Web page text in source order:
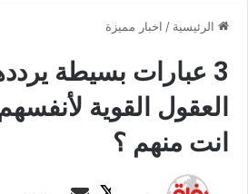
الرئيسية / اخبار مميزة
3 عبارات بسيطة
العقول القوية
انت منهم ؟